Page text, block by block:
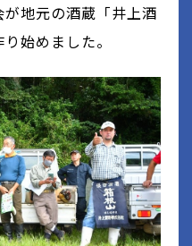
地元の酒蔵「井上酒
始めました。